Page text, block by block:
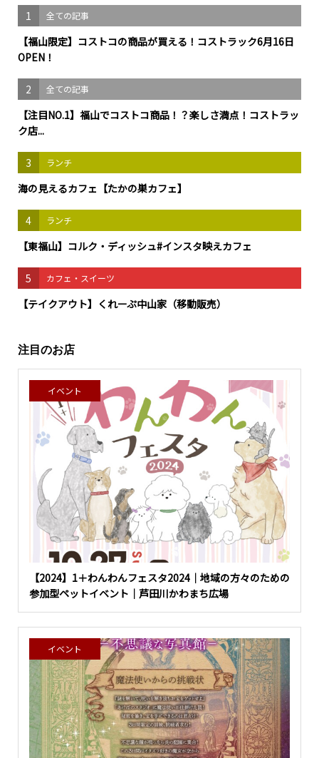
1 全ての記事
【福山限定】コストコの商品が買える！コストラック6月16日
OPEN！
2 全ての記事
【注目NO.1】福山でコストコ商品！？楽しさ満点！コストラッ
ク店...
3 ランチ
海の見えるカフェ【たかの巣カフェ】
4 ランチ
【東福山】コルク・ディッシュ#インスタ映えカフェ
5 カフェ・スイーツ
【テイクアウト】くれーぷ中山家（移動販売）
注目のお店
イベント
【2024】1＋わんわんフェスタ2024｜地域の方々のための
参加型ペットイベント｜芦田川かわまち広場
イベント